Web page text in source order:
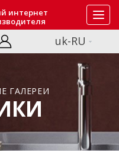
интернет
uk-RU
ГАЛЕРЕИ